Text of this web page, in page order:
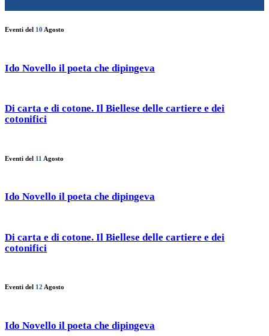
Eventi del 10 Agosto
Ido Novello il poeta che dipingeva
Di carta e di cotone. Il Biellese delle cartiere e dei
cotonifici
Eventi del 11 Agosto
Ido Novello il poeta che dipingeva
Di carta e di cotone. Il Biellese delle cartiere e dei
cotonifici
Eventi del 12 Agosto
Ido Novello il poeta che dipingeva